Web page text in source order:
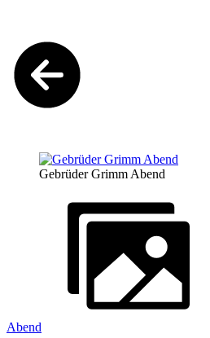
Gebrüder Grimm Abend
Abend